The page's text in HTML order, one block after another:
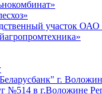
участок
г.
№514 в г.Воложине